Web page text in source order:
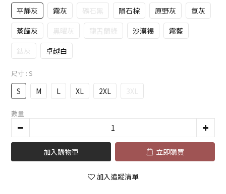
平靜灰 霧灰 礦石黑 隕石棕 原野灰
氫灰
蒸餾灰
黑曜灰 龍舌蘭綠 沙漠褐
霧藍
鈦灰
卓越白
尺寸 : S
S M L XL 2XL 3XL
數量
加入購物車 立即購買
加入追蹤清單